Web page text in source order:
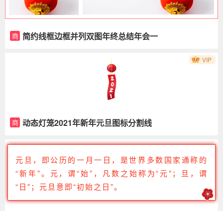
商 简约线框边框并列双图年终总结年会一
商 动态灯笼2021年新年元旦图标分割线
VIP
元旦，即公历的一月一日，是世界多数国家通称的
“新年”。元，谓“始”，凡数之始称为“元”；旦，谓
“日”；元旦意即“初始之日”。